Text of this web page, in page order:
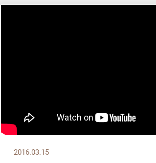
2016.03.15